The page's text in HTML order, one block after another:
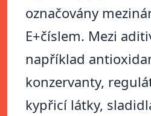
označovány
E+číslem. Mezi
například
konzervanty,
kypřicí látky,